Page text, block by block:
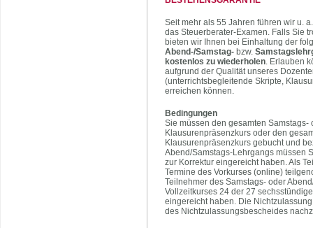
Seit mehr als 55 Jahren führen wir u.
das Steuerberater-Examen. Falls Sie
bieten wir Ihnen bei Einhaltung der
Abend-/Samstag- bzw.
kostenlos zu wiederholen. Erlauben
aufgrund der Qualität unseres
(unterrichtsbegleitende Skripte,
erreichen können.
Bedingungen
Sie müssen den gesamten
Klausurenpräsenzkurs oder den
Klausurenpräsenzkurs gebucht und
Abend/Samstags-Lehrgangs müssen
zur Korrektur eingereicht haben. Als
Termine des Vorkurses (online)
Teilnehmer des Samstags- oder
Vollzeitkurses 24 der 27
eingereicht haben. Die
des Nichtzulassungsbescheides